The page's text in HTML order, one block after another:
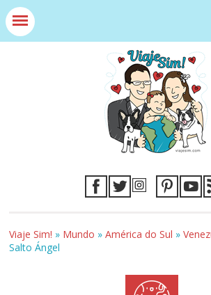
Viaje Sim! » Mundo »América do Sul »
Salto Ángel